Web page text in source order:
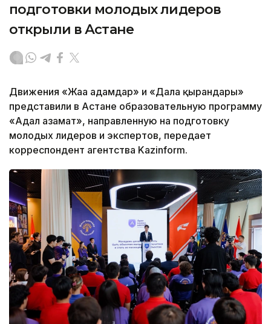
подготовки молодых лидеров
открыли в Астане
Движения «Жаңа адамдар» и «Дала қырандары»
представили в Астане образовательную программу
«Адал азамат», направленную на подготовку
молодых лидеров и экспертов, передает
корреспондент агентства Kazinform.